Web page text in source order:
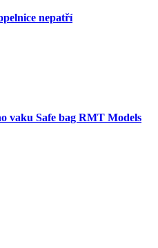
nepatří
vaku Safe bag RMT Models